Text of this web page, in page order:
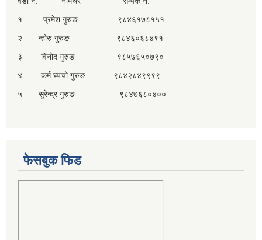
१ प्रमेश गुरुङ ९८४६१७८१५१
२ न्होरु गुरुङ ९८४६०६८४९१
३ विनोद गुरुङ ९८५७६५०७९०
४ कर्म घ्यचो गुरुङ ९८४२८४९९९९
५ सुरेन्द्र गुरुङ ९८४७६८०४००
फेसबुक फिड